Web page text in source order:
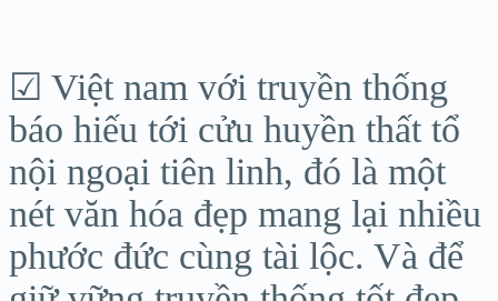
☑ Việt nam với truyền thống
báo hiếu tới cửu huyền thất tổ
nội ngoại tiên linh, đó là một
nét văn hóa đẹp mang lại nhiều
phước đức cùng tài lộc. Và để